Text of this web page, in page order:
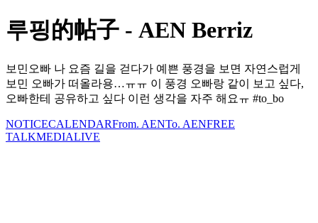
루핑的帖子 - AEN Berriz
보민오빠 나 요즘 길을 걷다가 예쁜 풍경을 보면 자연스럽게
보민 오빠가 떠올라용…ㅠㅠ 이 풍경 오빠랑 같이 보고 싶다,
오빠한테 공유하고 싶다 이런 생각을 자주 해요ㅠ #to_bo
NOTICECALENDARFrom. AENTo. AENFREE
TALKMEDIALIVE